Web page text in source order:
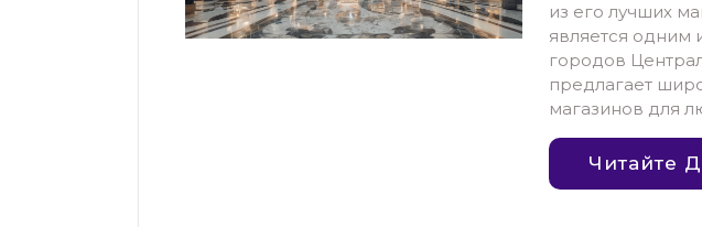
из его лучших
является одним
городов
предлагает
магазинов для
Читайте